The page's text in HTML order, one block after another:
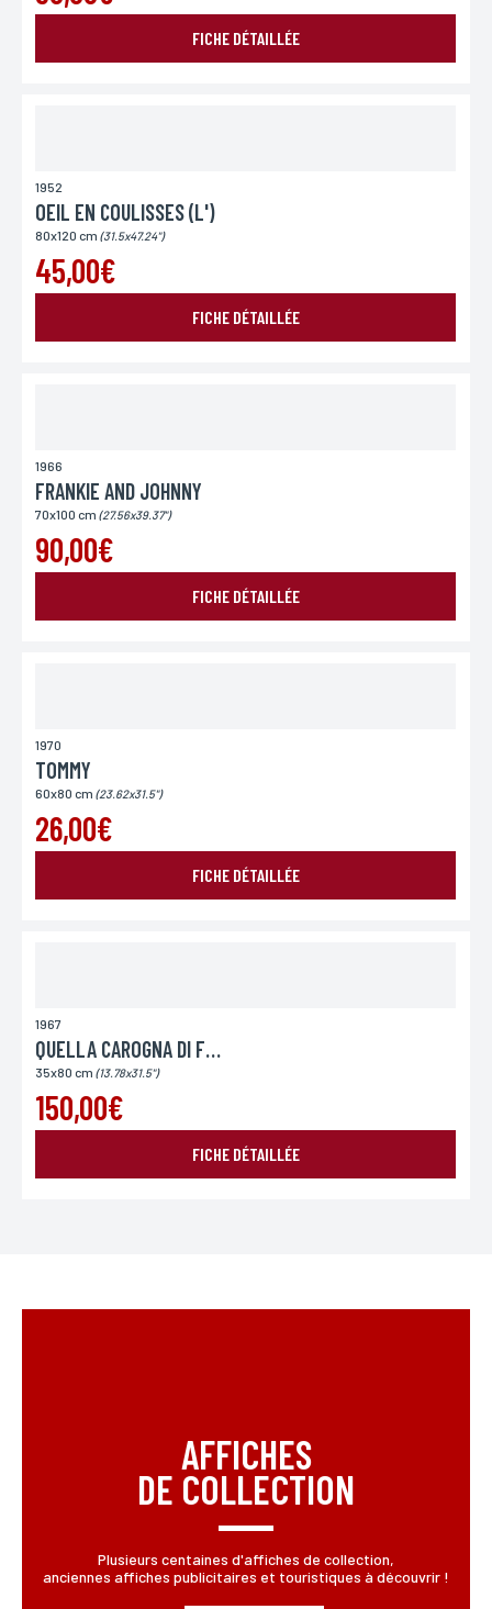
FICHE DÉTAILLÉE
1952
OEIL EN COULISSES (L')
80x120 cm (31.5x47.24")
45,00€
FICHE DÉTAILLÉE
1966
FRANKIE AND JOHNNY
70x100 cm (27.56x39.37")
90,00€
FICHE DÉTAILLÉE
1970
TOMMY
60x80 cm (23.62x31.5")
26,00€
FICHE DÉTAILLÉE
1967
QUELLA CAROGNA DI FRANK MITRAGLIA
35x80 cm (13.78x31.5")
150,00€
FICHE DÉTAILLÉE
AFFICHES
DE COLLECTION
Plusieurs centaines d'affiches de collection,
anciennes affiches publicitaires et touristiques à découvrir !